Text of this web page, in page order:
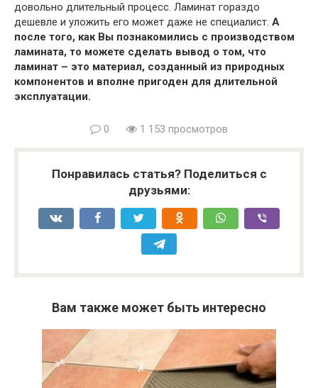
довольно длительный процесс. Ламинат гораздо
дешевле и уложить его может даже не специалист. А
после того, как Вы познакомились с производством
ламината, то можете сделать вывод о том, что
ламинат – это материал, созданный из природных
компонентов и вполне пригоден для длительной
эксплуатации.
0 1 153 просмотров
Понравилась статья? Поделиться с
друзьями:
Вам также может быть интересно